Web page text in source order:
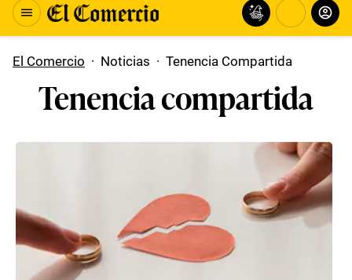
El Comercio · Noticias · Tenencia Compartida
Tenencia compartida